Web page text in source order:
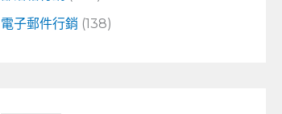
電子郵件行銷 (138)